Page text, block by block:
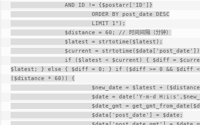
$latest; } else { $diff = 0; } if ($diff >= 0 && $diff <
($distance * 60)) {